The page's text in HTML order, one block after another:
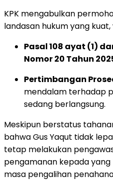
KPK mengabulkan
landasan hukum yang kuat,
Pasal 108 ayat (1)
Nomor 20 Tahun
Pertimbangan
mendalam terhadap
sedang berlangsung.
Meskipun berstatus
bahwa Gus Yaqut tidak
tetap melakukan
pengamanan kepada
masa pengalihan